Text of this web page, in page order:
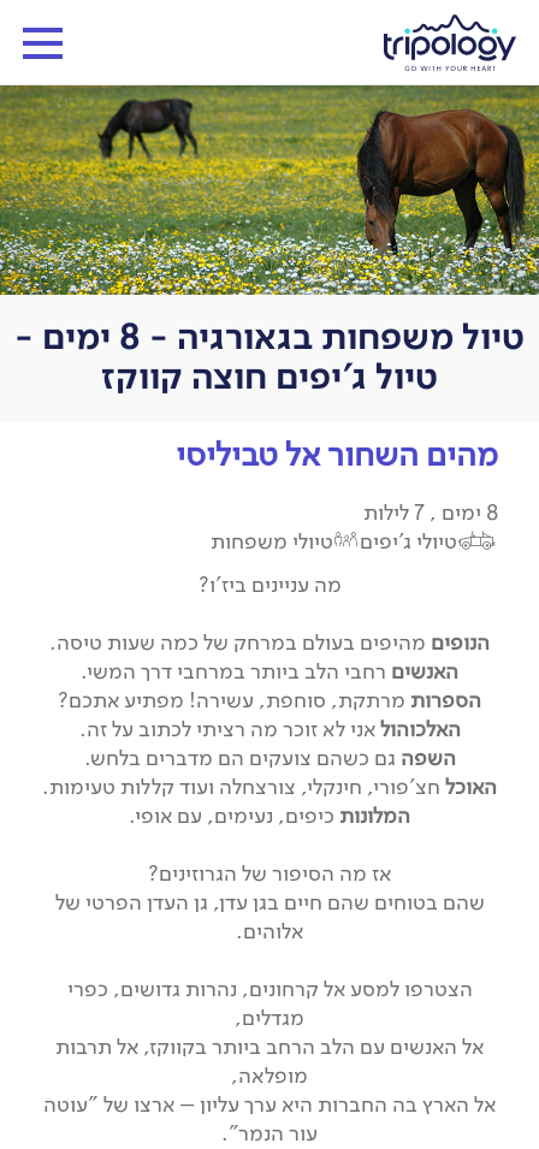
טיול משפחות בגאורגיה - 8 ימים -
טיול ג'יפים חוצה קווקז
מהים השחור אל טביליסי
8 ימים , 7 לילות
טיולי ג'יפים
טיולי משפחות
מה עניינים ביז'ו?
הנופים מהיפים בעולם במרחק של כמה שעות טיסה.
האנשים רחבי הלב ביותר במרחבי דרך המשי.
הספרות מרתקת, סוחפת, עשירה! מפתיע אתכם?
האלכוהולאני לא זוכר מה רציתי לכתוב על זה.
השפה גם כשהם צועקים הם מדברים בלחש.
האוכל חצ'פורי, חינקלי, צורצחלה ועוד קללות טעימות.
המלונות כיפים, נעימים, עם אופי.
אז מה הסיפור של הגרוזינים?
שהם בטוחים שהם חיים בגן עדן, גן העדן הפרטי של
אלוהים.
הצטרפו למסע אל קרחונים, נהרות גדושים, כפרי
מגדלים,
אל האנשים עם הלב הרחב ביותר בקווקז, אל תרבות
מופלאה,
אל הארץ בה החברות היא ערך עליון – ארצו של "עוטה
עור הנמר".